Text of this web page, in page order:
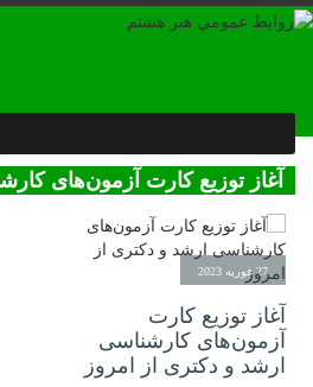
آغاز توزیع کارت آزمون‌های
از امروز
27 فوریه 2023
آغاز توزیع کارت
آزمون‌های کارشناسی
ارشد و دکتری از امروز